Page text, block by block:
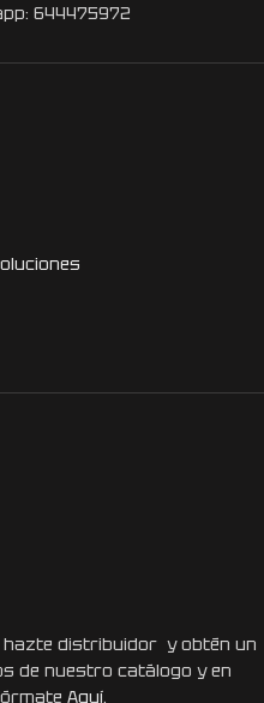
644475972
hazte distribuidor y obtén un
de nuestro catálogo y en
Aquí.